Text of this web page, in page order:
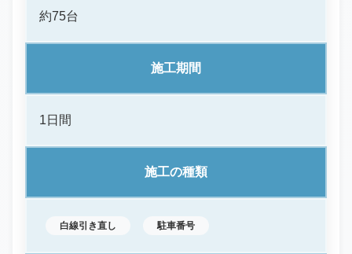
約75台
施工期間
1日間
施工の種類
白線引き直し 駐車番号